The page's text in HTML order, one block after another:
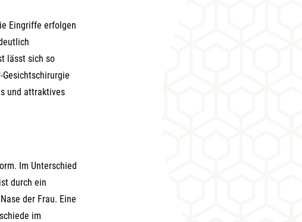
Eingriffe erfolgen
lässt sich so
und attraktives
Im Unterschied
durch ein
der Frau. Eine
im